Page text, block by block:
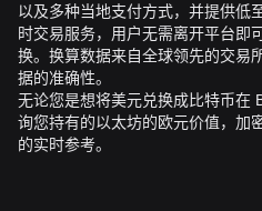
以及多种当地支付方式，并提供低
时交易服务，用户无需离开平台即
换。换算数据来自全球领先的交易
据的准确性。
无论您是想将美元兑换成比特币在
询您持有的以太坊的欧元价值，加
的实时参考。